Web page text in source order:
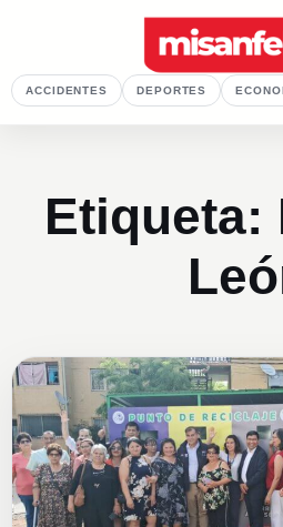
ACCIDENTES DEPORTES
Etiqueta: